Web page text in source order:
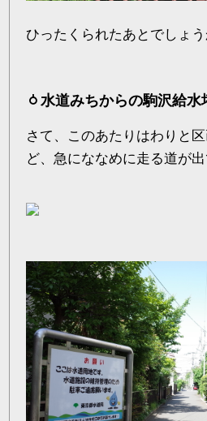
ひったくられたあとでしょう
水道みちからの駒沢給水
さて、このあたりはわりと
ど、急にななめに走る道が出